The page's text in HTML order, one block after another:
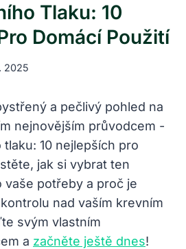
Tlaku: 10
Domácí Použití
2025
a pečlivý pohled na
nejnovějším průvodcem ​-
10⁣ nejlepších pro
jak si vybrat ⁤ten
vaše potřeby a proč je
nad vaším krevním
svým ‍vlastním
a začněte ještě dnes!